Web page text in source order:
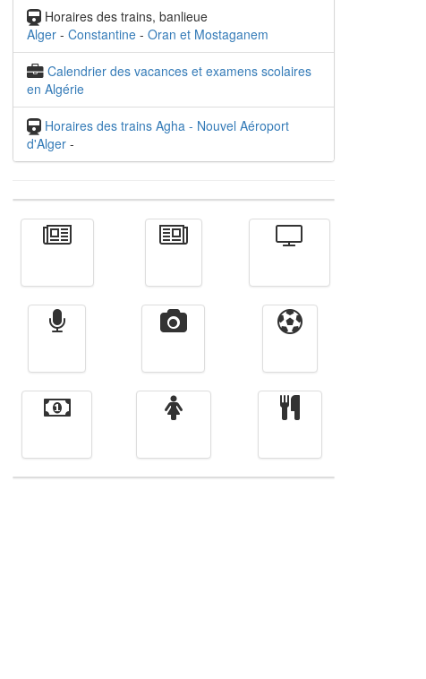
Horaires des trains, banlieue
Alger - Constantine - Oran et Mostaganem
Calendrier des vacances et examens scolaires
en Algérie
Horaires des trains Agha - Nouvel Aéroport
d'Alger -